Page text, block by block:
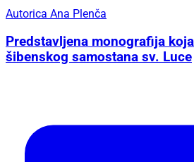
Autorica Ana Plenča
Predstavljena monografija
šibenskog samostana sv. Luce